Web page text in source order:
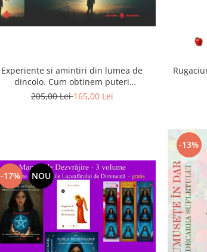
Experiente si amintiri din lumea de
dincolo. Cum obtinem puteri
extrasenzoriale - cu exercitii
205,00 Lei165,00 Lei
-17% NOU
-13%